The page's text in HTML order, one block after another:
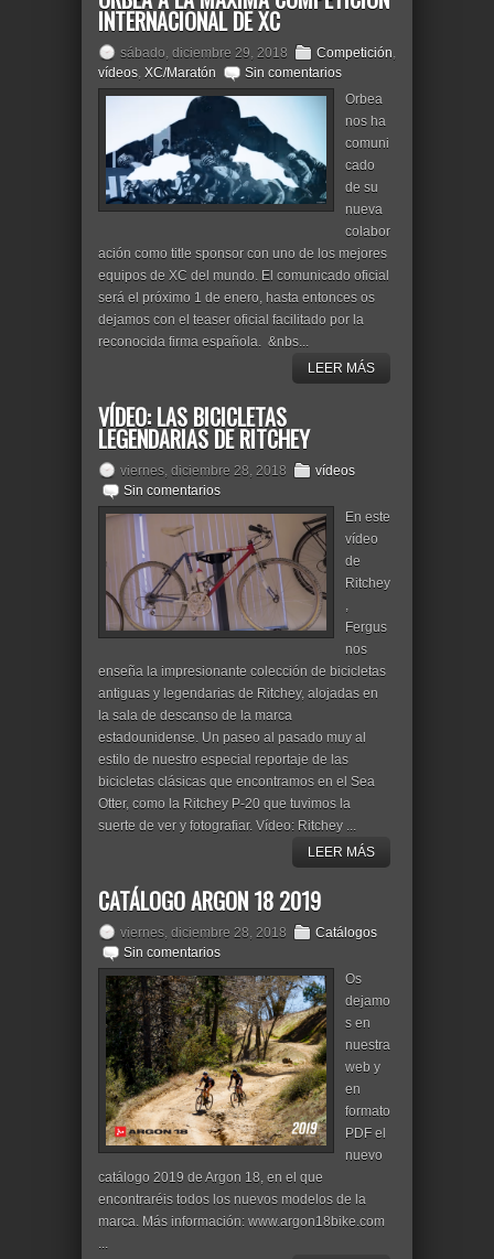
INTERNACIONAL DE XC
sábado, diciembre 29, 2018 Competición,
vídeos, XC/Maratón
Sin comentarios
Orbea
nos ha
comuni
cado
de su
nueva
colabor
ación como title sponsor con uno de los mejores
equipos de XC del mundo. El comunicado oficial
será el próximo 1 de enero, hasta entonces os
dejamos con el teaser oficial facilitado por la
reconocida firma española. &nbs...
LEER MÁS
VÍDEO: LAS BICICLETAS
LEGENDARIAS DE RITCHEY
viernes, diciembre 28, 2018
vídeos
Sin comentarios
En este
vídeo
de
Ritchey
,
Fergus
nos
enseña la impresionante colección de bicicletas
antiguas y legendarias de Ritchey, alojadas en
la sala de descanso de la marca
estadounidense. Un paseo al pasado muy al
estilo de nuestro especial reportaje de las
bicicletas clásicas que encontramos en el Sea
Otter, como la Ritchey P-20 que tuvimos la
suerte de ver y fotografiar. Vídeo: Ritchey ...
LEER MÁS
CATÁLOGO ARGON 18 2019
viernes, diciembre 28, 2018
Catálogos
Sin comentarios
Os
dejamo
s en
nuestra
web y
en
formato
PDF el
nuevo
catálogo 2019 de Argon 18, en el que
encontraréis todos los nuevos modelos de la
marca. Más información: www.argon18bike.com
...